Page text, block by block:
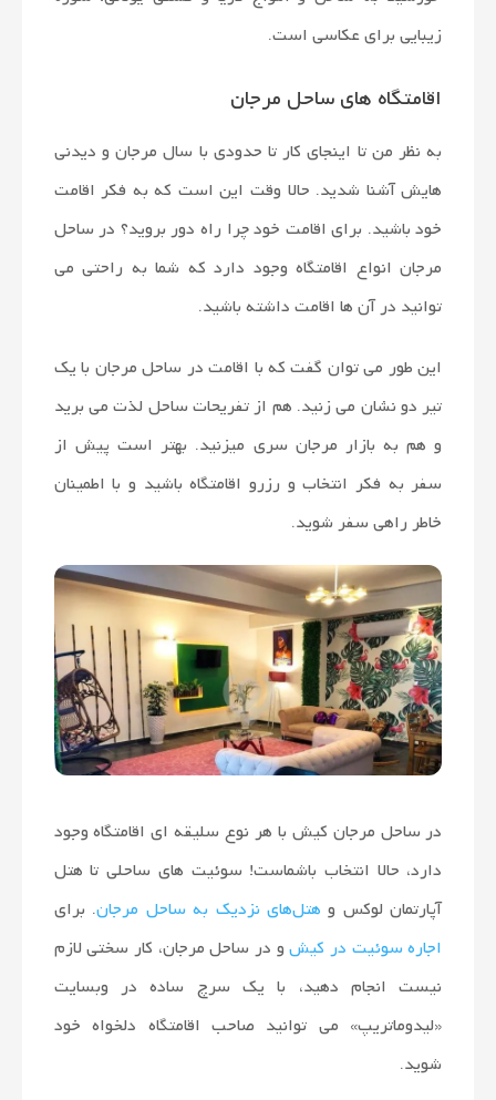
زیبایی برای عکاسی است.
اقامتگاه های ساحل مرجان
به نظر من تا اینجای کار تا حدودی با سال مرجان و دیدنی
هایش آشنا شدید. حالا وقت این است که به فکر اقامت
خود باشید. برای اقامت خود چرا راه دور بروید؟ در ساحل
مرجان انواع اقامتگاه وجود دارد که شما به راحتی می
توانید در آن ها اقامت داشته باشید.
این طور می توان گفت که با اقامت در ساحل مرجان با یک
تیر دو نشان می زنید. هم از تفریحات ساحل لذت می برید
و هم به بازار مرجان سری میزنید. بهتر است پیش از
سفر به فکر انتخاب و رزرو اقامتگاه باشید و با اطمینان
خاطر راهی سفر شوید.
در ساحل مرجان کیش با هر نوع سلیقه ای اقامتگاه وجود
دارد، حالا انتخاب باشماست! سوئیت های ساحلی تا هتل
آپارتمان لوکس و هتل‌های نزدیک به ساحل مرجان. برای
اجاره سوئیت در کیشو در ساحل مرجان، کار سختی لازم
نیست انجام دهید، با یک سرچ ساده در وبسایت
«لیدوماتریپ» می توانید صاحب اقامتگاه دلخواه خود
شوید.